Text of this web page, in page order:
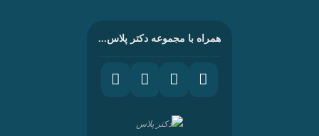
همراه با مجموعه دکتر پلاس...